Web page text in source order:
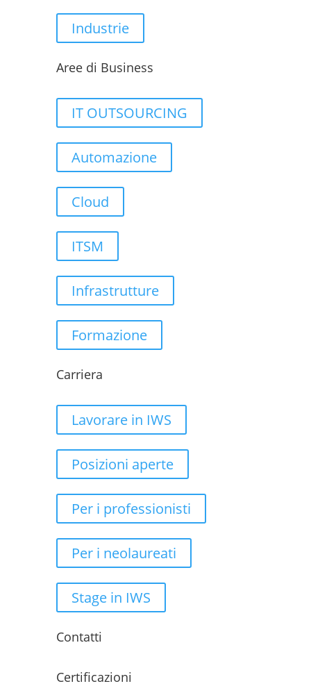
Industrie
Aree di Business
IT OUTSOURCING
Automazione
Cloud
ITSM
Infrastrutture
Formazione
Carriera
Lavorare in IWS
Posizioni aperte
Per i professionisti
Per i neolaureati
Stage in IWS
Contatti
Certificazioni